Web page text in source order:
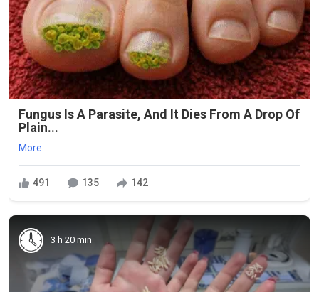
Fungus Is A Parasite, And It Dies From A Drop Of
Plain...
More
491 135 142
3 h 20 min